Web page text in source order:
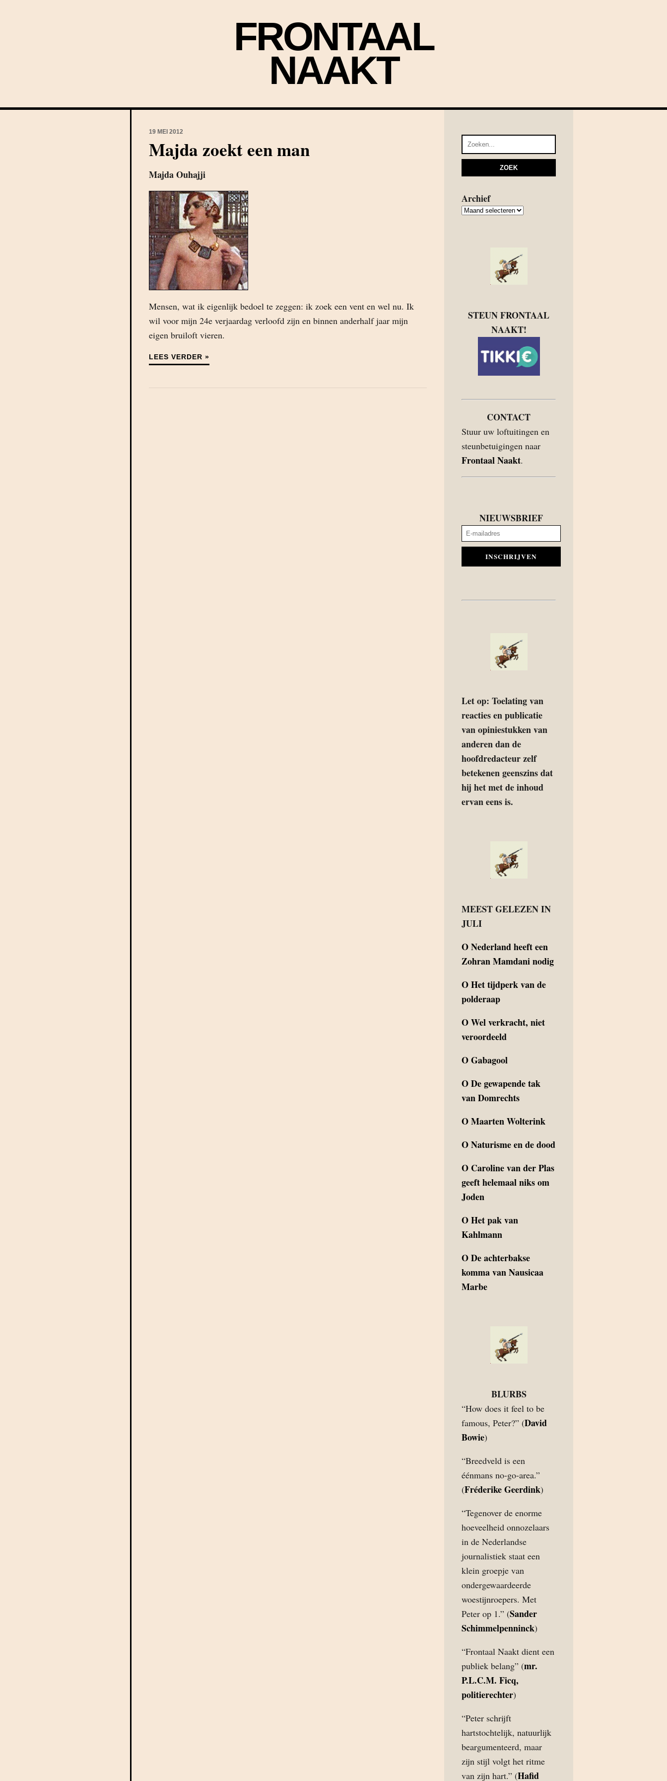
FRONTAAL
NAAKT
19 MEI 2012
Majda zoekt een man
Majda Ouhajji
Mensen, wat ik eigenlijk bedoel te zeggen: ik zoek een vent en wel nu. Ik
wil voor mijn 24e verjaardag verloofd zijn en binnen anderhalf jaar mijn
eigen bruiloft vieren.
LEES VERDER »
Archief
Archief
STEUN FRONTAAL
NAAKT!
CONTACT
Stuur uw loftuitingen en
steunbetuigingen naar
Frontaal Naakt.
NIEUWSBRIEF
INSCHRIJVEN
Let op: Toelating van
reacties en publicatie
van opiniestukken van
anderen dan de
hoofdredacteur zelf
betekenen geenszins dat
hij het met de inhoud
ervan eens is.
MEEST GELEZEN IN
JULI
ONederland heeft een
Zohran Mamdani nodig
OHet tijdperk van de
polderaap
OWel verkracht, niet
veroordeeld
OGabagool
ODe gewapende tak
van Domrechts
OMaarten Wolterink
ONaturisme en de dood
O Caroline van der Plas
geeft helemaal niks om
Joden
OHet pak van
Kahlmann
ODe achterbakse
komma van Nausicaa
Marbe
BLURBS
“How does it feel to be
famous, Peter?” (David
Bowie)
“Breedveld is een
éénmans no-go-area.”
(Fréderike Geerdink)
“Tegenover de enorme
hoeveelheid onnozelaars
in de Nederlandse
journalistiek staat een
klein groepje van
ondergewaardeerde
woestijnroepers. Met
Peter op 1.” (Sander
Schimmelpenninck)
“Frontaal Naakt dient een
publiek belang” (mr.
P.L.C.M. Ficq,
politierechter)
“Peter schrijft
hartstochtelijk, natuurlijk
beargumenteerd, maar
zijn stijl volgt het ritme
van zijn hart.” (Hafid